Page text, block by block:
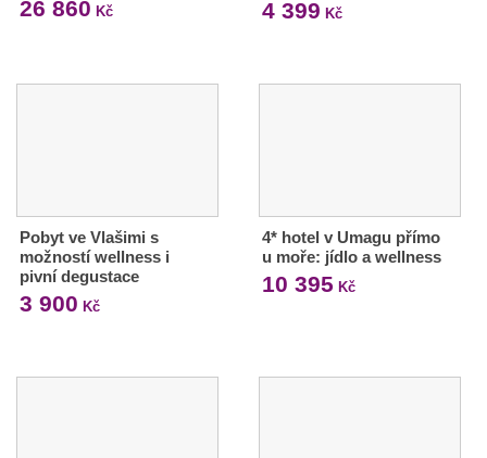
26 860 Kč 4 399 Kč
Pobyt ve Vlašimi s
možností wellness i
pivní degustace
3 900 Kč
4* hotel v Umagu přímo
u moře: jídlo a wellness
10 395 Kč